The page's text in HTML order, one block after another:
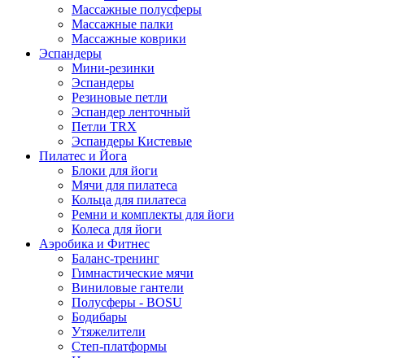
Массажные полусферы
Массажные палки
Массажные коврики
Эспандеры
Мини-резинки
Эспандеры
Резиновые петли
Эспандер ленточный
Петли TRX
Эспандеры Кистевые
Пилатес и Йога
Блоки для йоги
Мячи для пилатеса
Кольца для пилатеса
Ремни и комплекты для йоги
Колеса для йоги
Аэробика и Фитнес
Баланс-тренинг
Гимнастические мячи
Виниловые гантели
Полусферы - BOSU
Бодибары
Утяжелители
Степ-платформы